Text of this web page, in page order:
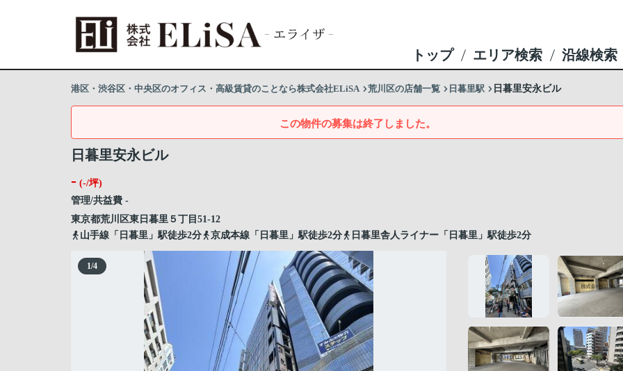
トップ エリア検索 沿線検索
港区・渋谷区・中央区のオフィス・高級賃貸のことなら株式会社ELiSA 荒川区の店舗一覧 日暮里駅 日暮里安永ビル
この物件の募集は終了しました。
日暮里安永ビル
- (-/坪)
管理/共益費 -
東京都荒川区東日暮里 ５丁目51-12
山手線「日暮里」駅徒歩2分
京成本線「日暮里」駅徒歩2分 日暮里舎人ライナー「日暮里」駅徒歩2分
1/4